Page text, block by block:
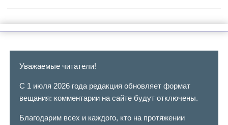
Уважаемые читатели!
С 1 июля 2026 года редакция обновляет формат
вещания: комментарии на сайте будут отключены.
Благодарим всех и каждого, кто на протяжении